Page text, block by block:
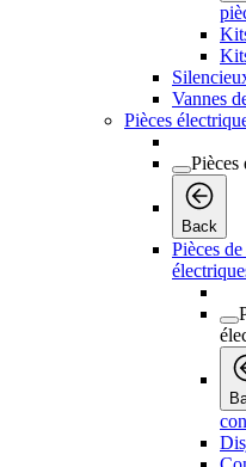
Vannes
Pièces
Pièces
Back
Pièces